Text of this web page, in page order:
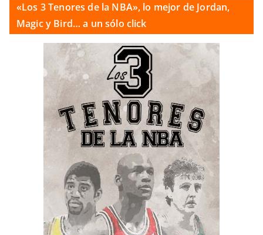
«Los 3 Tenores de la NBA», lo mejor de Jordan,
Magic y Bird… a un sólo click